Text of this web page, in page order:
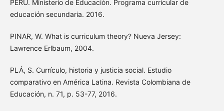
PERÚ. Ministerio de Educación. Programa curricular de
educación secundaria. 2016.
PINAR, W. What is curriculum theory? Nueva Jersey:
Lawrence Erlbaum, 2004.
PLÁ, S. Currículo, historia y justicia social. Estudio
comparativo en América Latina. Revista Colombiana de
Educación, n. 71, p. 53-77, 2016.